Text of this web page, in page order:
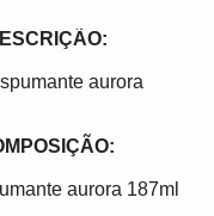
aurora
aurora 187ml